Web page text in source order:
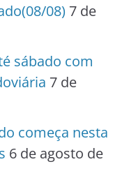
08) 7 de
sábado com
7 de
começa nesta
6 de agosto de